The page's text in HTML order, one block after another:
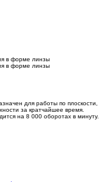
в форме линзы
в форме линзы
для работы по плоскости,
за кратчайшее время.
на 8 000 оборотах в минуту.